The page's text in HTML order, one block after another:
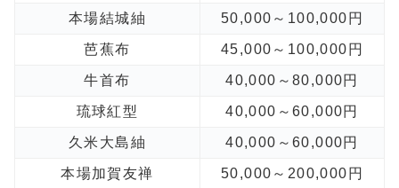
本場結城紬 50,000～100,000円
芭蕉布 45,000～100,000円
牛首布 40,000～80,000円
琉球紅型 40,000～60,000円
久米大島紬 40,000～60,000円
本場加賀友禅 50,000～200,000円